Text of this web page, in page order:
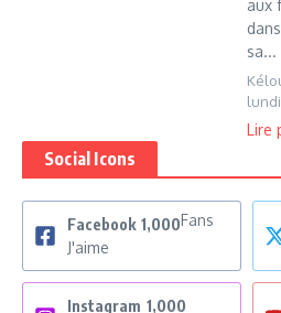
aux
sa...
Lire
Social Icons
Facebook 1,000Fans
J'aime
Instagram 1,000